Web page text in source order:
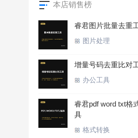
本店销售榜
睿君图片批量去重
图片处理
增量号码去重比对
办公工具
睿君pdf word txt格
具
格式转换